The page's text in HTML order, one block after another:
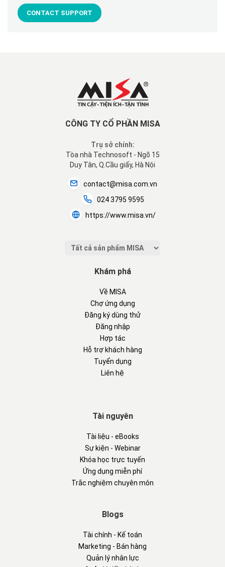
CONTACT SUPPORT
CÔNG TY CỔ PHẦN MISA
Trụ sở chính:
Tòa nhà Technosoft - Ngõ 15
Duy Tân, Q.Cầu giấy, Hà Nội
contact@misa.com.vn
024 3795 9595
https://www.misa.vn/
Khám phá
Về MISA
Chợ ứng dụng
Đăng ký dùng thử
Đăng nhập
Hợp tác
Hỗ trợ khách hàng
Tuyển dụng
Liên hệ
Tài nguyên
Tài liệu - eBooks
Sự kiện - Webinar
Khóa học trực tuyến
Ứng dụng miễn phí
Trắc nghiệm chuyên môn
Blogs
Tài chính - Kế toán
Marketing - Bán hàng
Quản lý nhân lực